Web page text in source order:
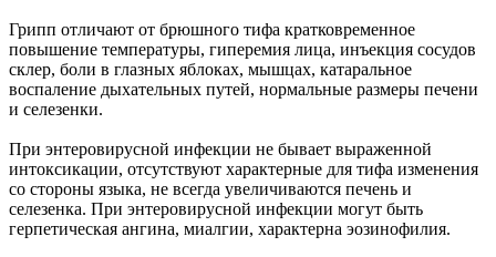
Грипп отличают от брюшного тифа кратковременное
повышение температуры, гиперемия лица, инъекция сосудов
склер, боли в глазных яблоках, мышцах, катаральное
воспаление дыхательных путей, нормальные размеры печени
и селезенки.
При энтеровирусной инфекции не бывает выраженной
интоксикации, отсутствуют характерные для тифа изменения
со стороны языка, не всегда увеличиваются печень и
селезенка. При энтеровирусной инфекции могут быть
герпетическая ангина, миалгии, характерна эозинофилия.